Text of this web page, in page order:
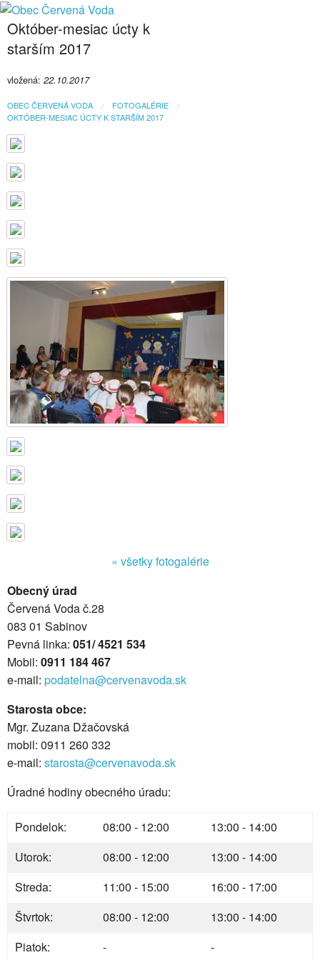
Október-mesiac úcty k
starším 2017
vložená: 22.10.2017
OBEC ČERVENÁ VODA
FOTOGALÉRIE
OKTÓBER-MESIAC ÚCTY K STARŠÍM 2017
» všetky fotogalérie
Obecný úrad
Červená Voda č.28
083 01 Sabinov
Pevná linka: 051/ 4521 534
Mobil: 0911 184 467
e-mail: podatelna@cervenavoda.sk
Starosta obce:
Mgr. Zuzana Džačovská
mobil: 0911 260 332
e-mail: starosta@cervenavoda.sk
Úradné hodiny obecného úradu:
Pondelok: 08:00 - 12:00
13:00 - 14:00
Utorok:
08:00 - 12:00
13:00 - 14:00
Streda:
11:00 - 15:00
16:00 - 17:00
Štvrtok:
08:00 - 12:00
13:00 - 14:00
Piatok:
- -